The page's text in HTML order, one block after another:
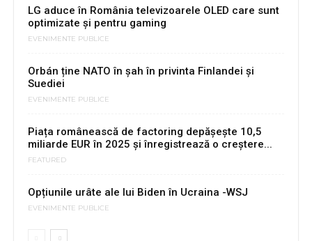
LG aduce în România televizoarele OLED care sunt
optimizate și pentru gaming
EVENIMENTE PUBLICE
Orbán ține NATO în șah în privinta Finlandei și
Suediei
EVENIMENTE PUBLICE
Piața românească de factoring depășește 10,5
miliarde EUR în 2025 și înregistrează o creștere...
FEATURED
Opțiunile urâte ale lui Biden în Ucraina -WSJ
EVENIMENTE PUBLICE